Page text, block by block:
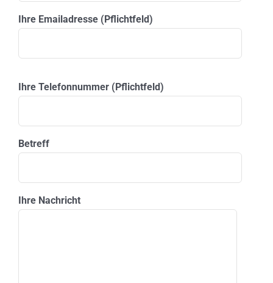
Ihre Emailadresse (Pflichtfeld)
Ihre Telefonnummer (Pflichtfeld)
Betreff
Ihre Nachricht